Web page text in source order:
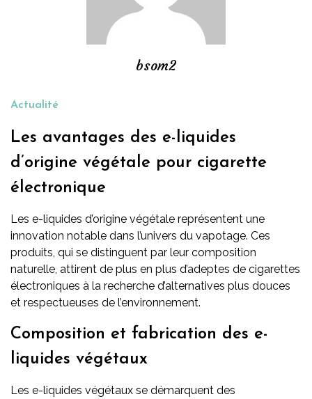
bsom2
Actualité
Les avantages des e-liquides
d’origine végétale pour cigarette
électronique
Les e-liquides d’origine végétale représentent une
innovation notable dans l’univers du vapotage. Ces
produits, qui se distinguent par leur composition
naturelle, attirent de plus en plus d’adeptes de cigarettes
électroniques à la recherche d’alternatives plus douces
et respectueuses de l’environnement.
Composition et fabrication des e-
liquides végétaux
Les e-liquides végétaux se démarquent des